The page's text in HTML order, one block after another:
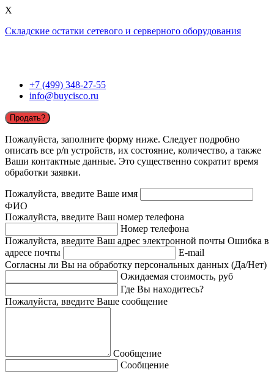
X
Складские остатки сетевого и серверного оборудования
+7 (499) 348-27-55
info@buycisco.ru
Продать?
Пожалуйста, заполните форму ниже. Следует подробно
описать все p/n устройств, их состояние, количество, а также
Ваши контактные данные. Это существенно сократит время
обработки заявки.
Пожалуйста, введите Ваше имя
ФИО
Пожалуйста, введите Ваш номер телефона
Номер телефона
Пожалуйста, введите Ваш адрес электронной почты Ошибка в
адресе почты
E-mail
Согласны ли Вы на обработку персональных данных (Да/Нет)
Ожидаемая стоимость, руб
Где Вы находитесь?
Пожалуйста, введите Ваше сообщение
Сообщение
Сообщение